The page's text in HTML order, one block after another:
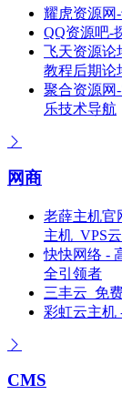
耀虎资源网
QQ资源吧-
飞天资源论
教程后期论
聚合资源网
乐技术导航
网商
老薛主机官
主机_VPS
快快网络 -
全引领者
三丰云_免
彩虹云主机
CMS